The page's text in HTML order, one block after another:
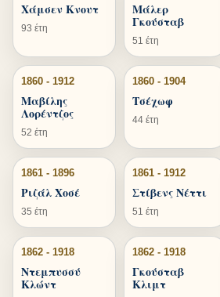
Χάμσεν Κνουτ
93 έτη
Μάλερ
Γκούσταβ
51 έτη
1860 - 1912
Μαβίλης
Λορέντζος
52 έτη
1860 - 1904
Τσέχωφ
44 έτη
1861 - 1896
Ριζάλ Χοσέ
35 έτη
1861 - 1912
Στίβενς Νέττι
51 έτη
1862 - 1918
Ντεμπυσσύ
Κλώντ
1862 - 1918
Γκούσταβ
Κλιμτ